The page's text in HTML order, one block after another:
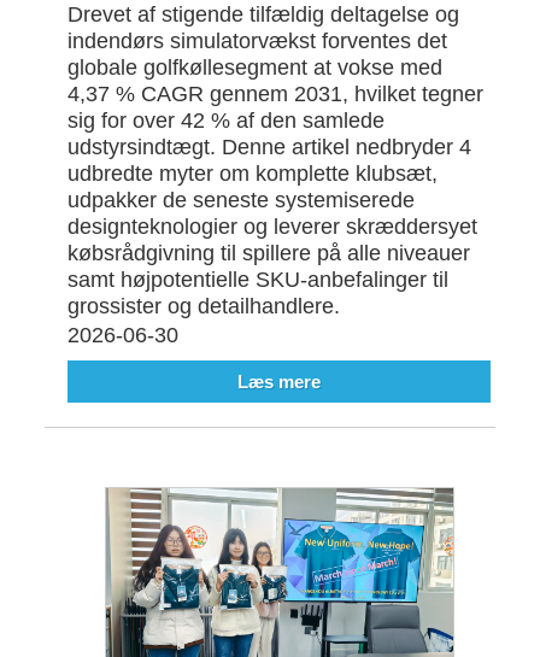
Drevet af stigende tilfældig deltagelse og
indendørs simulatorvækst forventes det
globale golfkøllesegment at vokse med
4,37 % CAGR gennem 2031, hvilket tegner
sig for over 42 % af den samlede
udstyrsindtægt. Denne artikel nedbryder 4
udbredte myter om komplette klubsæt,
udpakker de seneste systemiserede
designteknologier og leverer skræddersyet
købsrådgivning til spillere på alle niveauer
samt højpotentielle SKU-anbefalinger til
grossister og detailhandlere.
2026-06-30
Læs mere